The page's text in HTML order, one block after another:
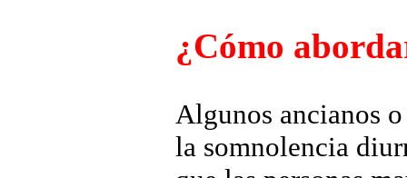
¿Cómo
Algunos ancianos
la somnolencia